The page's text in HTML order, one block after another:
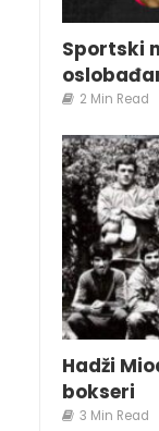
Sportski
2 Min Read
Hadži
bokseri
3 Min Read